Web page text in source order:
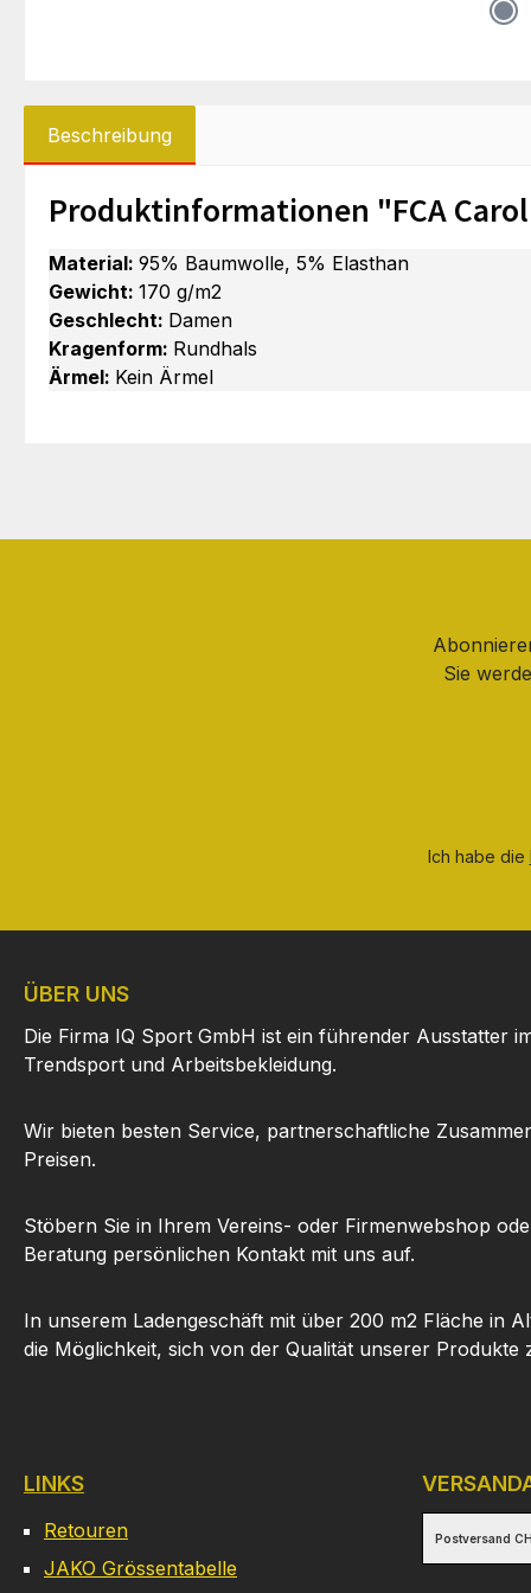
Beschreibung
Produktinformationen "FCA
Material: 95% Baumwolle, 5% Elasthan
Gewicht: 170 g/m2
Geschlecht: Damen
Kragenform: Rundhals
Ärmel: Kein Ärmel
Sie
Ich habe die
ÜBER UNS
Die Firma IQ Sport GmbH ist ein führender Ausstatter
Trendsport und Arbeitsbekleidung.
Wir bieten besten Service, partnerschaftliche
Preisen.
Stöbern Sie in Ihrem Vereins- oder Firmenwebshop
Beratung persönlichen Kontakt mit uns auf.
In unserem Ladengeschäft mit über 200 m2 Fläche in
die Möglichkeit, sich von der Qualität unserer Produkte
LINKS
Retouren
JAKO Grössentabelle
Postversand